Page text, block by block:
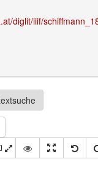
diglit/iiif/